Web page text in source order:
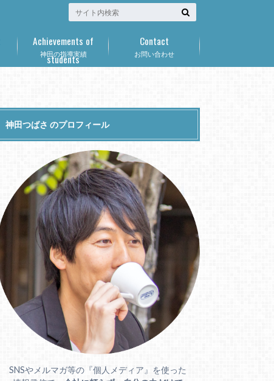
神田の指導実績
Achievements of
students
お問い合わせ
Contact
神田つばさ のプロフィール
SNSやメルマガ等の『個人メディア』を使った